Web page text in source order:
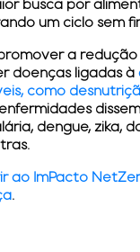
busca por
um ciclo sem
a
doenças ligadas à
como
dengue, zika,
ao ImPacto
.